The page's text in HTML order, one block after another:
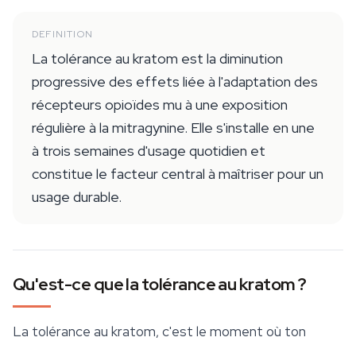
DEFINITION
La tolérance au kratom est la diminution
progressive des effets liée à l'adaptation des
récepteurs opioïdes mu à une exposition
régulière à la mitragynine. Elle s'installe en une
à trois semaines d'usage quotidien et
constitue le facteur central à maîtriser pour un
usage durable.
Qu'est-ce que la tolérance au kratom ?
La tolérance au kratom, c'est le moment où ton